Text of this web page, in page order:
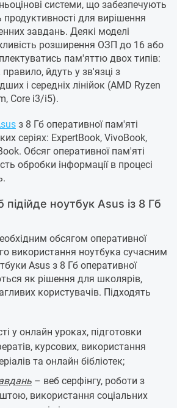
системи, що забезпечують
для вирішення
завдань. Деякі моделі
розширення ОЗП до 16 або
пам'яттю двох типів:
йдуть у зв'язці з
і середніх лінійок (AMD Ryzen
Core i3/i5).
з 8 Гб оперативної пам'яті
серіях: ExpertBook, VivoBook,
Обсяг оперативної пам'яті
обробки інформації в процесі
ноутбук Asus із 8 Гб
обсягом оперативної
використання ноутбука сучасним
Asus з 8 Гб оперативної
як рішення для школярів,
користувачів. Підходять
у онлайн уроках, підготовки
курсових, використання
та онлайн бібліотек;
– веб серфінгу, роботи з
використання соціальних